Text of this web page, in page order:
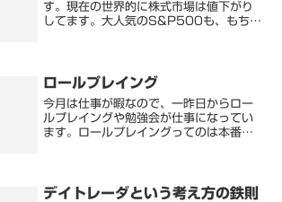
す。現在の世界的に株式市場は値下がり
してます。大人気のS&P500も、もちろ
20%に組み入れられ...
ロールプレイング
今月は仕事が暇なので、一昨日からロー
ルプレイングや勉強会が仕事になってい
ます。ロールプレイングってのは本番を
でやるようなものに効果あ...
デイトレーダという考え方の鉄則